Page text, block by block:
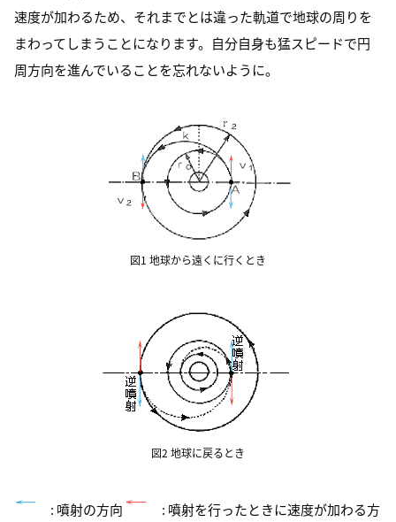
速度が加わるため、それまでとは違った軌道で地球の周りを
まわってしまうことになります。自分自身も猛スピードで円
周方向を進んでいることを忘れないように。
図1 地球から遠くに行くとき
図2 地球に戻るとき
: 噴射の方向
: 噴射を行ったときに速度が加わる方